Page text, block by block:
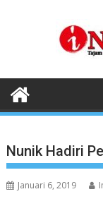
Nunik Hadiri
Januari 6, 2019